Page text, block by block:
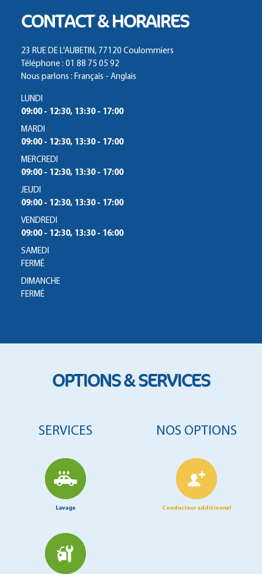
CONTACT & HORAIRES
23 RUE DE L'AUBETIN, 77120 Coulommiers
Téléphone : 01 88 75 05 92
Nous parlons : Français - Anglais
LUNDI
09:00 - 12:30, 13:30 - 17:00
MARDI
09:00 - 12:30, 13:30 - 17:00
MERCREDI
09:00 - 12:30, 13:30 - 17:00
JEUDI
09:00 - 12:30, 13:30 - 17:00
VENDREDI
09:00 - 12:30, 13:30 - 16:00
SAMEDI
FERMÉ
DIMANCHE
FERMÉ
OPTIONS & SERVICES
SERVICES
Lavage
NOS OPTIONS
Conducteur additionnel